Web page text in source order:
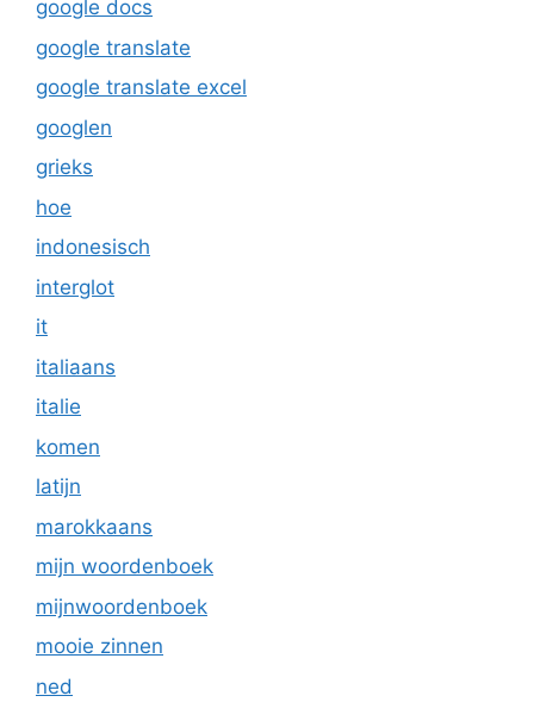
google docs
google translate
google translate excel
googlen
grieks
hoe
indonesisch
interglot
it
italiaans
italie
komen
latijn
marokkaans
mijn woordenboek
mijnwoordenboek
mooie zinnen
ned